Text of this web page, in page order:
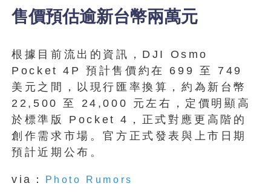
售價預估逾新台幣兩萬元
根據目前流出的資訊，DJI Osmo
Pocket 4P 預計售價約在 699 至 749
美元之間，以現行匯率換算，約為新台幣
22,500 至 24,000 元左右，定價明顯高
於標準版 Pocket 4，正式對應更高階的
創作需求市場。官方正式發表與上市日期
預計近期公布。
via： Photo Rumors